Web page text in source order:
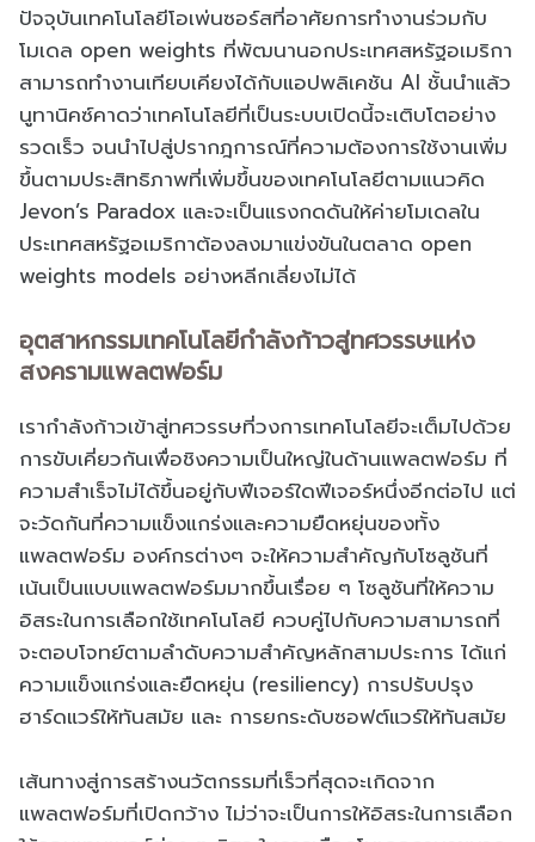
ปัจจุบันเทคโนโลยีโอเพ่นซอร์สที่อาศัยการทำงานร่วมกับ
โมเดล open weights ที่พัฒนานอกประเทศสหรัฐอเมริกา
สามารถทำงานเทียบเคียงได้กับแอปพลิเคชัน AI ชั้นนำแล้ว
นูทานิคซ์คาดว่าเทคโนโลยีที่เป็นระบบเปิดนี้จะเติบโตอย่าง
รวดเร็ว จนนำไปสู่ปรากฎการณ์ที่ความต้องการใช้งานเพิ่ม
ขึ้นตามประสิทธิภาพที่เพิ่มขึ้นของเทคโนโลยีตามแนวคิด
Jevon’s Paradox และจะเป็นแรงกดดันให้ค่ายโมเดลใน
ประเทศสหรัฐอเมริกาต้องลงมาแข่งขันในตลาด open
weights models อย่างหลีกเลี่ยงไม่ได้
อุตสาหกรรมเทคโนโลยีกำลังก้าวสู่ทศวรรษแห่ง
สงครามแพลตฟอร์ม
เรากำลังก้าวเข้าสู่ทศวรรษที่วงการเทคโนโลยีจะเต็มไปด้วย
การขับเคี่ยวกันเพื่อชิงความเป็นใหญ่ในด้านแพลตฟอร์ม ที่
ความสำเร็จไม่ได้ขึ้นอยู่กับฟีเจอร์ใดฟีเจอร์หนึ่งอีกต่อไป แต่
จะวัดกันที่ความแข็งแกร่งและความยืดหยุ่นของทั้ง
แพลตฟอร์ม องค์กรต่างๆ จะให้ความสำคัญกับโซลูชันที่
เน้นเป็นแบบแพลตฟอร์มมากขึ้นเรื่อย ๆ โซลูชันที่ให้ความ
อิสระในการเลือกใช้เทคโนโลยี ควบคู่ไปกับความสามารถที่
จะตอบโจทย์ตามลำดับความสำคัญหลักสามประการ ได้แก่
ความแข็งแกร่งและยืดหยุ่น (resiliency) การปรับปรุง
ฮาร์ดแวร์ให้ทันสมัย และ การยกระดับซอฟต์แวร์ให้ทันสมัย
เส้นทางสู่การสร้างนวัตกรรมที่เร็วที่สุดจะเกิดจาก
แพลตฟอร์มที่เปิดกว้าง ไม่ว่าจะเป็นการให้อิสระในการเลือก